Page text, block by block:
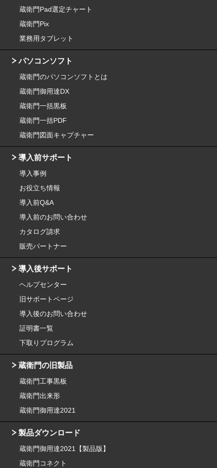
蔵衛門Pad選定チャート
蔵衛門Pix
業務用タブレット
パソコンソフト
蔵衛門のパソコンソフトとは
蔵衛門御用達DX
蔵衛門一括黒板
蔵衛門一括PDF
蔵衛門図面キャプチャー
導入前サポート
導入事例
お役立ち情報
導入前Q&A
導入前のお問い合わせ
カタログ請求
販売パートナー
導入後サポート
ヘルプセンター
旧サポートページ
導入後のお問い合わせ
証明書一覧
下取りプログラム
蔵衛門の旧製品
蔵衛門工事黒板
蔵衛門出来形
蔵衛門御用達2021
製品ダウンロード
蔵衛門御用達2021【製品版】
蔵衛門コネクト